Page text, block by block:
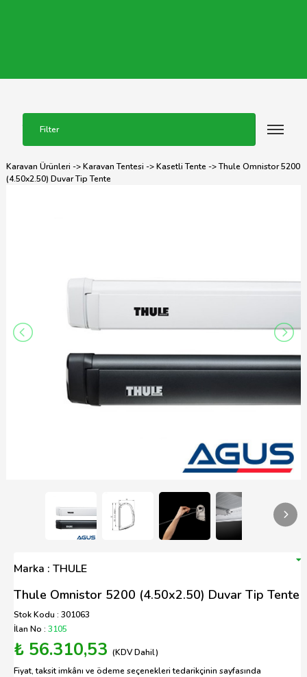
Filter
Karavan Ürünleri ->Karavan Tentesi ->Kasetli Tente -> Thule Omnistor 5200
(4.50x2.50) Duvar Tip Tente
Marka : THULE
Thule Omnistor 5200 (4.50x2.50) Duvar Tip Tente
Stok Kodu : 301063
İlan No : 3105
₺ 56.310,53 (KDV Dahil)
Fiyat, taksit imkânı ve ödeme seçenekleri tedarikçinin sayfasında